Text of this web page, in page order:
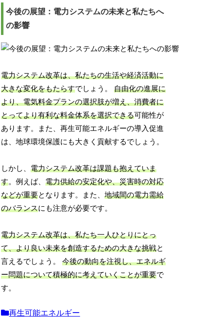
今後の展望：電力システムの未来と私たちへ
の影響
電力システム改革は、私たちの生活や経済活動に
大きな変化をもたらすでしょう。自由化の進展に
より、電気料金プランの選択肢が増え、消費者に
とってより有利な料金体系を選択できる可能性が
あります。また、再生可能エネルギーの導入促進
は、地球環境保護にも大きく貢献するでしょう。
しかし、電力システム改革は課題も抱えていま
す。例えば、電力供給の安定化や、災害時の対応
などが重要となります。また、地域間の電力需給
のバランスにも注意が必要です。
電力システム改革は、私たち一人ひとりにとっ
て、より良い未来を創造するための大きな挑戦と
言えるでしょう。今後の動向を注視し、エネルギ
ー問題について積極的に考えていくことが重要で
す。
再生可能エネルギー